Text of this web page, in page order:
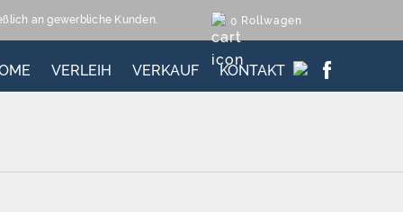
0 Rollwagen
an gewerbliche Kunden.
VERLEIH VERKAUF KONTAKT